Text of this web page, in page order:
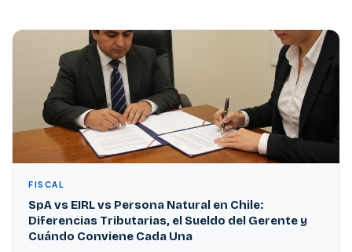
FISCAL
SpA vs EIRL vs Persona Natural en Chile:
Diferencias Tributarias, el Sueldo del Gerente y
Cuándo Conviene Cada Una